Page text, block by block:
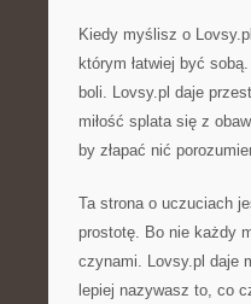
Kiedy myślisz o
którym łatwiej być
boli. Lovsy.pl daje
miłość splata się z
by złapać nić
Ta strona o uczuciach
prostotę. Bo nie każdy
czynami. Lovsy.pl daje
lepiej nazywasz to, co